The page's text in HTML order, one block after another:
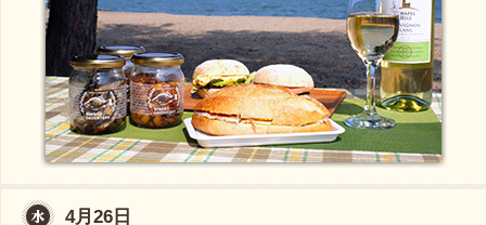
4月26日